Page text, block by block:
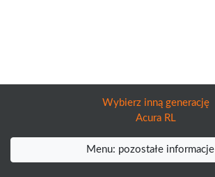
Wybierz inną generację
Acura RL
Menu: pozostałe informacje